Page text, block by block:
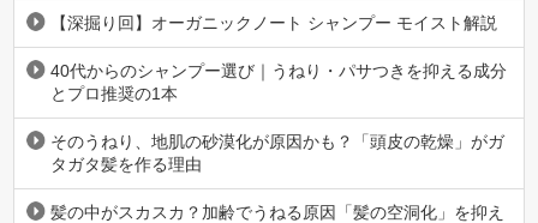
【深掘り回】オーガニックノート シャンプー モイスト解説
40代からのシャンプー選び｜うねり・パサつきを抑える成分
とプロ推奨の1本
そのうねり、地肌の砂漠化が原因かも？「頭皮の乾燥」がガ
タガタ髪を作る理由
髪の中がスカスカ？加齢でうねる原因「髪の空洞化」を抑え